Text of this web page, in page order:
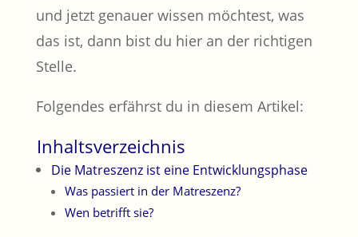
und jetzt genauer wissen möchtest, was
das ist, dann bist du hier an der richtigen
Stelle.
Folgendes erfährst du in diesem Artikel:
Inhaltsverzeichnis
Die Matreszenz ist eine Entwicklungsphase
Was passiert in der Matreszenz?
Wen betrifft sie?